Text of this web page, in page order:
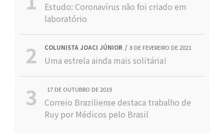
Estudo: Coronavírus não foi criado em
laboratório
COLUNISTA JOACI JÚNIOR 8 DE FEVEREIRO DE 2021
Uma estrela ainda mais solitária!
17 DE OUTUBRO DE 2019
Correio Braziliense destaca trabalho de
Ruy por Médicos pelo Brasil